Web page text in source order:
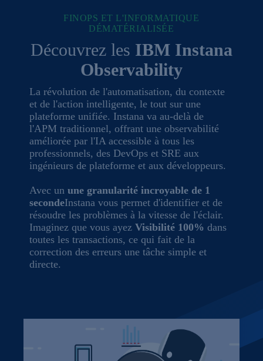
FINOPS ET L'INFORMATIQUE
DÉMATÉRIALISÉE
Découvrez les IBM Instana
Observability
La révolution de l'automatisation, du contexte
et de l'action intelligente, le tout sur une
plateforme unifiée. Instana va au-delà de
l'APM traditionnel, offrant une observabilité
améliorée par l'IA accessible à tous les
professionnels, des DevOps et SRE aux
ingénieurs de plateforme et aux développeurs.
Avec unune granularité incroyable de 1
secondeInstana vous permet d'identifier et de
résoudre les problèmes à la vitesse de l'éclair.
Imaginez que vous ayezVisibilité 100% dans
toutes les transactions, ce qui fait de la
correction des erreurs une tâche simple et
directe.